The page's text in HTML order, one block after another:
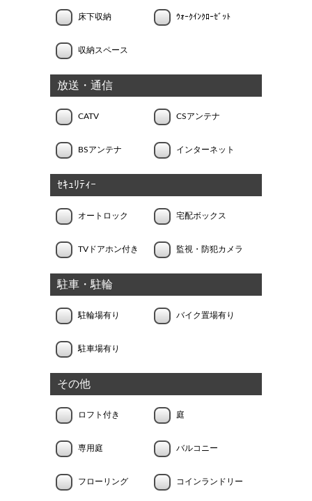
床下収納 ｳｫｰｸｲﾝｸﾛｰｾﾞｯﾄ
収納スペース
放送・通信
CATV CSアンテナ
BSアンテナ インターネット
ｾｷｭﾘﾃｨｰ
オートロック 宅配ボックス
TVドアホン付き 監視・防犯カメラ
駐車・駐輪
駐輪場有り バイク置場有り
駐車場有り
その他
ロフト付き 庭
専用庭 バルコニー
フローリング コインランドリー